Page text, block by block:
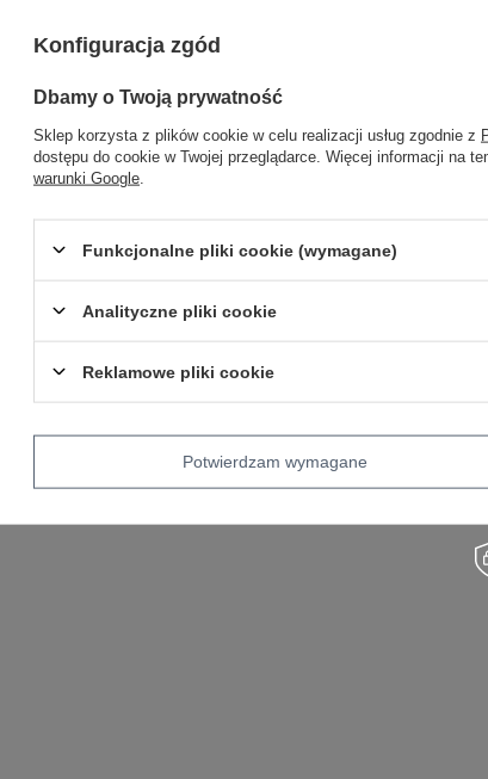
Konfiguracja zgód
Dbamy o Twoją prywatność
Sklep korzysta z plików cookie w celu realizacji usług zgodnie z
dostępu do cookie w Twojej przeglądarce. Więcej informacji na
warunki Google
Funkcjonalne pliki cookie (wymagane)
Analityczne pliki cookie
Reklamowe pliki cookie
Potwierdzam wymagane